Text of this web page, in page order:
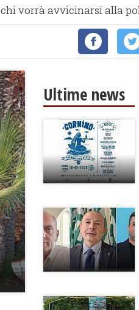
vorrà avvicinarsi alla
Ultime news